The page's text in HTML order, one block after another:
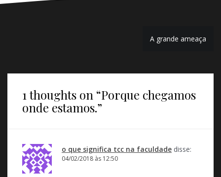
A grande ameaça
1 thoughts on “Porque chegamos
onde estamos.”
o que significa tcc na faculdade disse:
04/02/2018 às 12:50